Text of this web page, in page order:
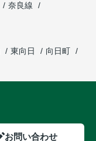
奈良線
東向日
向日町
お問い合わせ